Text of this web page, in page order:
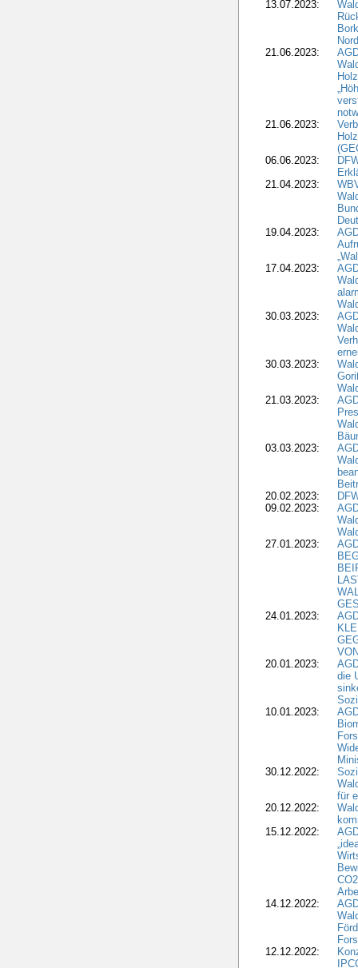
13.07.2023:
21.06.2023:
21.06.2023:
06.06.2023:
21.04.2023:
19.04.2023:
17.04.2023:
30.03.2023:
30.03.2023:
21.03.2023:
03.03.2023:
20.02.2023:
09.02.2023:
27.01.2023:
24.01.2023:
20.01.2023:
die
10.01.2023:
30.12.2022:
für
20.12.2022:
15.12.2022:
14.12.2022:
12.12.2022: